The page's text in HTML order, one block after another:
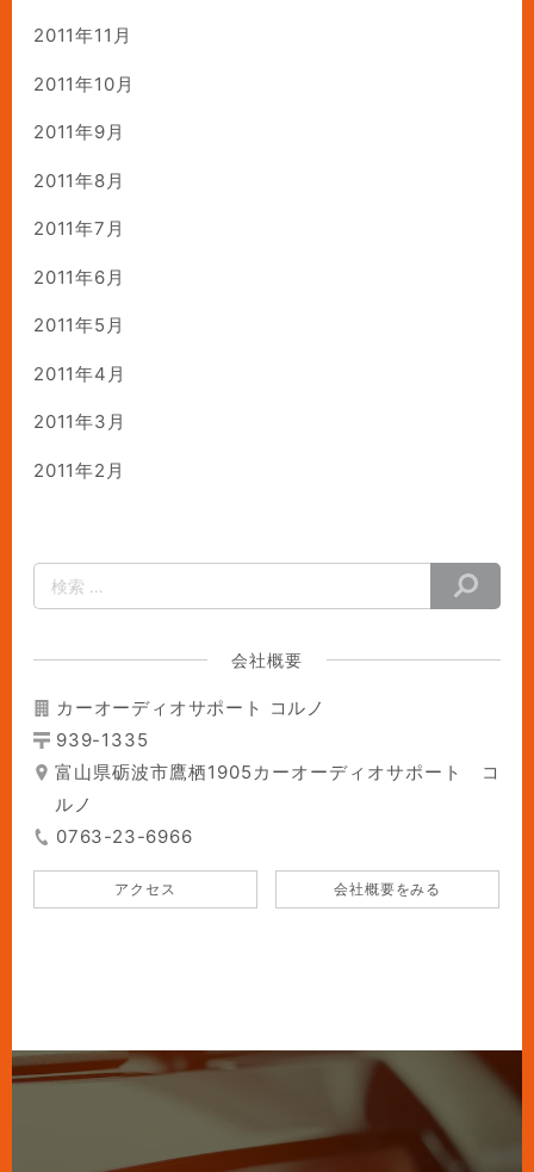
2011年11月
2011年10月
2011年9月
2011年8月
2011年7月
2011年6月
2011年5月
2011年4月
2011年3月
2011年2月
会社概要
カーオーディオサポート コルノ
939-1335
富山県砺波市鷹栖1905カーオーディオサポート コ
ルノ
0763-23-6966
アクセス 会社概要をみる